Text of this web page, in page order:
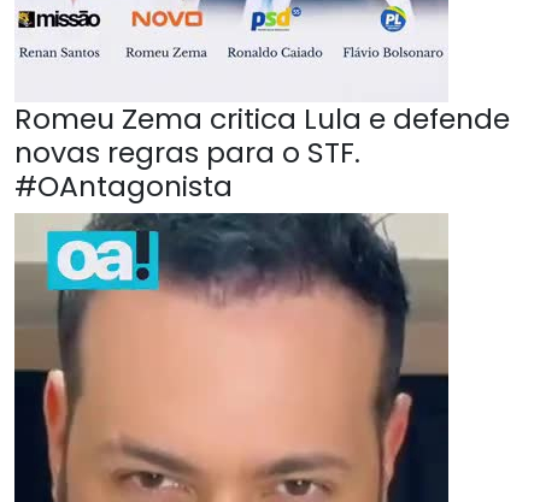
Romeu Zema critica Lula e defende
novas regras para o STF.
#OAntagonista